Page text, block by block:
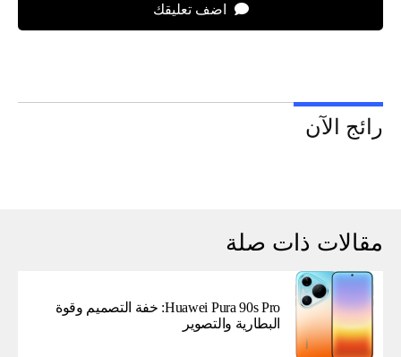
اضف تعليقك
رائج الآن
مقالات ذات صلة
Huawei Pura 90s Pro: خفة التصميم وقوة
البطارية والتصوير